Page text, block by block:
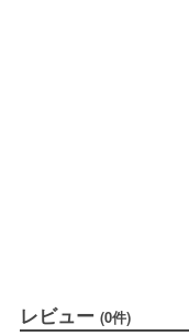
レビュー (0件)